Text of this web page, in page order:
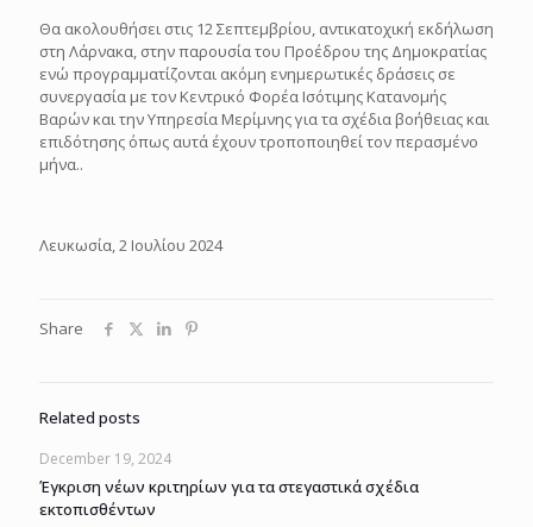
Θα ακολουθήσει στις 12 Σεπτεμβρίου, αντικατοχική εκδήλωση
στη Λάρνακα, στην παρουσία του Προέδρου της Δημοκρατίας
ενώ προγραμματίζονται ακόμη ενημερωτικές δράσεις σε
συνεργασία με τον Κεντρικό Φορέα Ισότιμης Κατανομής
Βαρών και την Υπηρεσία Μερίμνης για τα σχέδια βοήθειας και
επιδότησης όπως αυτά έχουν τροποποιηθεί τον περασμένο
μήνα..
Λευκωσία, 2 Ιουλίου 2024
Share
Related posts
December 19, 2024
Έγκριση νέων κριτηρίων για τα στεγαστικά σχέδια
εκτοπισθέντων